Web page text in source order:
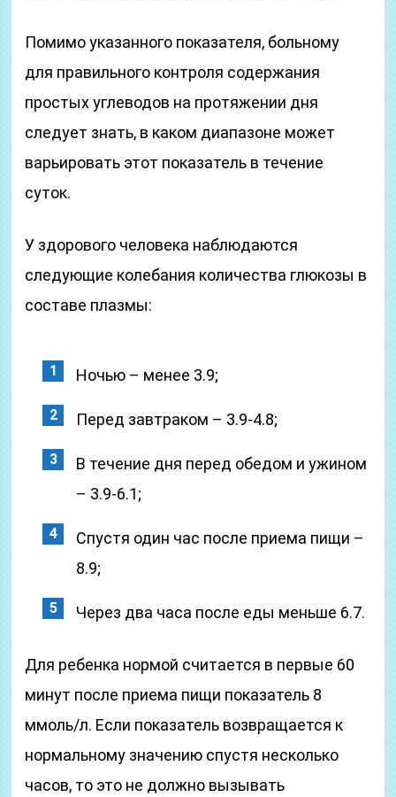
Помимо указанного показателя, больному
для правильного контроля содержания
простых углеводов на протяжении дня
следует знать, в каком диапазоне может
варьировать этот показатель в течение
суток.
У здорового человека наблюдаются
следующие колебания количества глюкозы в
составе плазмы:
Ночью – менее 3.9;
Перед завтраком – 3.9-4.8;
В течение дня перед обедом и ужином
– 3.9-6.1;
Спустя один час после приема пищи –
8.9;
Через два часа после еды меньше 6.7.
Для ребенка нормой считается в первые 60
минут после приема пищи показатель 8
ммоль/л. Если показатель возвращается к
нормальному значению спустя несколько
часов, то это не должно вызывать